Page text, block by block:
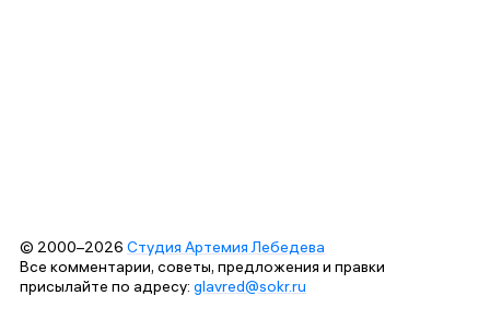
© 2000–2026 Студия Артемия Лебедева
Все комментарии, советы, предложения и правки
присылайте по адресу: glavred@sokr.ru